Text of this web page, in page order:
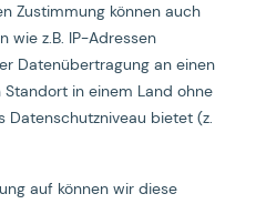
Zustimmung können auch
wie z.B. IP-Adressen
Datenübertragung an einen
in einem Land ohne
Datenschutzniveau bietet (z.
auf können wir diese